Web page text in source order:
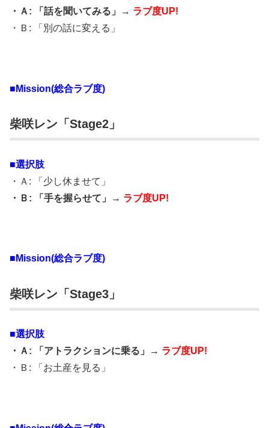
・Ａ: 「話を聞いてみる」→ ラブ度UP!
・Ｂ: 「別の話に変える」
■Mission(総合ラブ度)
柴咲レン「Stage2」
■選択肢
・Ａ: 「少し休ませて」
・Ｂ: 「手を握らせて」→ ラブ度UP!
■Mission(総合ラブ度)
柴咲レン「Stage3」
■選択肢
・Ａ: 「アトラクションに乗る」→ ラブ度UP!
・Ｂ: 「お土産を見る」